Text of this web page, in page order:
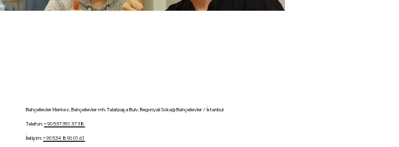
Bahçelievler Merkez, Bahçelievler mh. Talatpaşa Bulv. Begonyalı Sokağı Bahçelievler / İstanbul
Telefon:+90 537 351 37 38
İletişim:+90 534 890 01 61